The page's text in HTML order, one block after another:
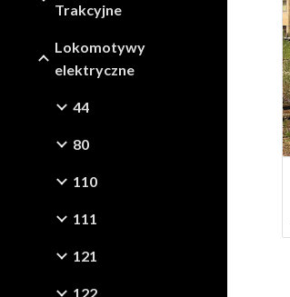
Trakcyjne
Lokomotywy
elektryczne
44
80
110
111
121
122